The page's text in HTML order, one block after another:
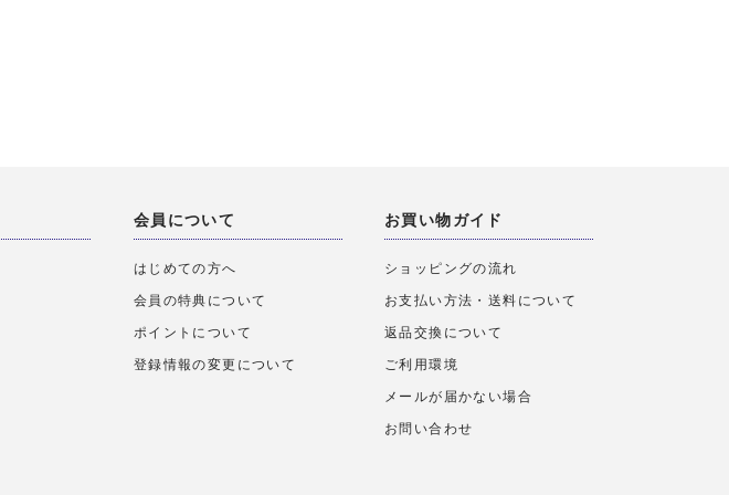
会員について
はじめての方へ
会員の特典について
ポイントについて
登録情報の変更について
お買い物ガイド
ショッピングの流れ
お支払い方法・送料について
返品交換について
ご利用環境
メールが届かない場合
お問い合わせ